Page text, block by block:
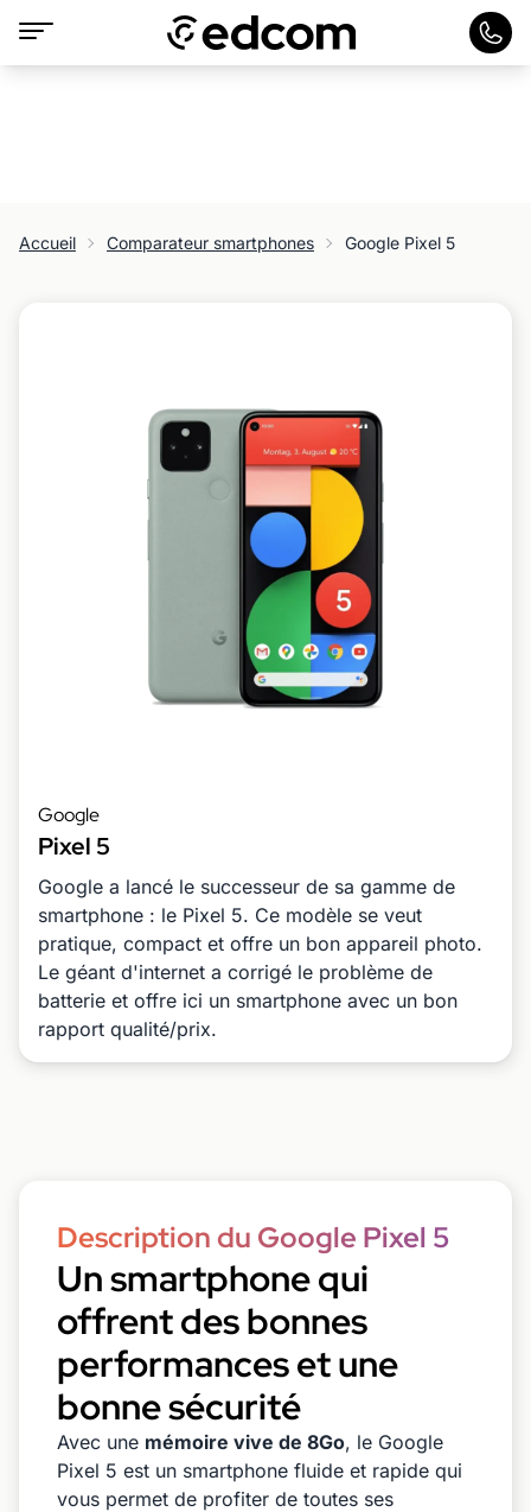
Accueil Comparateur smartphones Google Pixel 5
Google
Pixel 5
Google a lancé le successeur de sa gamme de
smartphone : le Pixel 5. Ce modèle se veut
pratique, compact et offre un bon appareil photo.
Le géant d'internet a corrigé le problème de
batterie et offre ici un smartphone avec un bon
rapport qualité/prix.
Description du Google Pixel 5
Un smartphone qui
offrent des bonnes
performances et une
bonne sécurité
Avec une mémoire vive de 8Go, le Google
Pixel 5 est un smartphone fluide et rapide qui
vous permet de profiter de toutes ses